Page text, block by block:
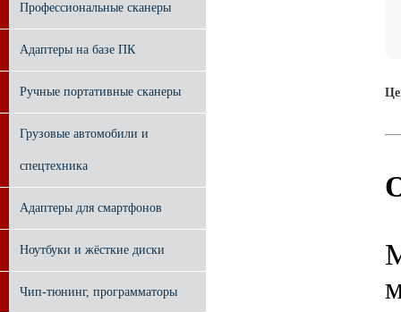
Профессиональные сканеры
Адаптеры на базе ПК
Ручные портативные сканеры
Грузовые автомобили и
спецтехника
Адаптеры для смартфонов
Ноутбуки и жёсткие диски
Чип-тюнинг, программаторы